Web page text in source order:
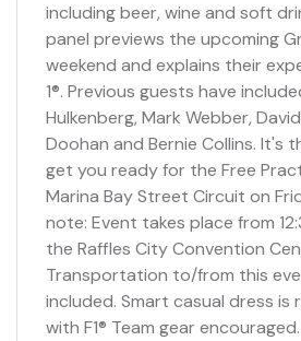
including beer, wine and soft
panel previews the upcoming
weekend and explains their
1®. Previous guests have
Hulkenberg, Mark Webber,
Doohan and Bernie Collins. It's
get you ready for the Free
Marina Bay Street Circuit on
note: Event takes place from
the Raffles City Convention
Transportation to/from this
included. Smart casual dress is
with F1® Team gear